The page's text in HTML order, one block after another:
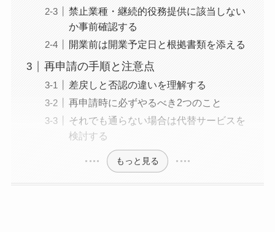
禁止業種・継続的役務提供に該当しない
か事前確認する
開業前は開業予定日と根拠書類を添える
再申請の手順と注意点
差戻しと否認の違いを理解する
再申請時に必ずやるべき2つのこと
それでも通らない場合は代替サービスを
検討する
もっと見る